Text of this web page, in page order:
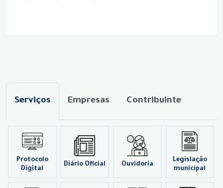
Serviços Empresas Contribuinte
Protocolo
Digital
Diário Oficial Ouvidoria
Legislação
municipal